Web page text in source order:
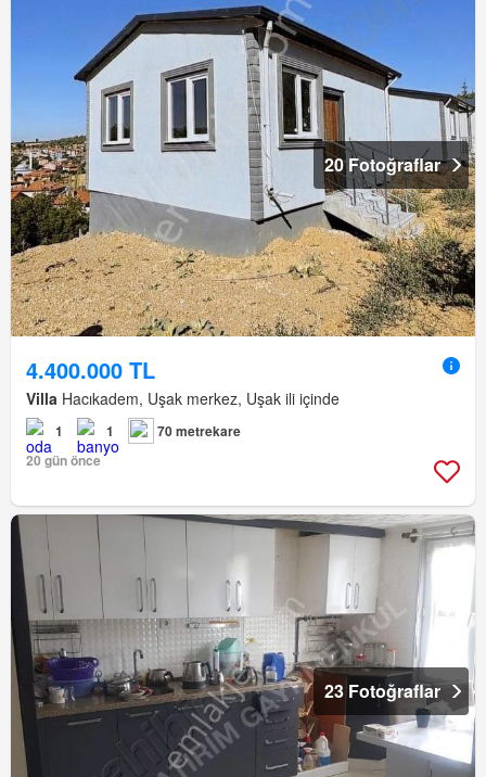
20 Fotoğraflar
4.400.000 TL
Villa Hacıkadem, Uşak merkez, Uşak ili içinde
1 1
70 metrekare
20 gün önce
23 Fotoğraflar